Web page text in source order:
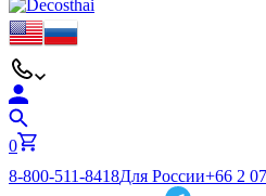
0
8-800-511-8418Для России+66 2